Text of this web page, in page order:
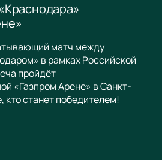
матч между
в рамках Российской
пройдёт
«Газпром Арене» в Санкт-
кто станет победителем!